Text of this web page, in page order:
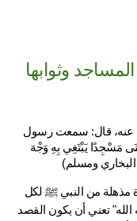
أحاديث صحيحة عن فضل بناء المساجد وثوابها
ما روي عن عثمان بن عفان رضي الله عنه، قال: سمعت رسول
ومسلم)
شرح الحديث: هذا الحديث العظيم يحمل بشارة مذهلة من النبي ﷺ لكل
من ساهم في بناء مسجد، فكلمة "يبتغي به وجه الله" تعني أن يكون القصد